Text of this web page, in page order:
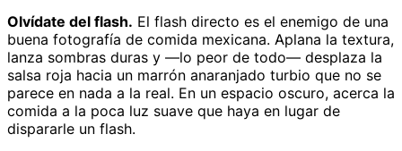
Olvídate del flash. El flash directo es el enemigo de una
buena fotografía de comida mexicana. Aplana la textura,
lanza sombras duras y —lo peor de todo— desplaza la
salsa roja hacia un marrón anaranjado turbio que no se
parece en nada a la real. En un espacio oscuro, acerca la
comida a la poca luz suave que haya en lugar de
dispararle un flash.